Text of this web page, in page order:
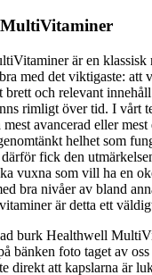
är en klassisk
med det viktigaste: att
brett och relevant
rimligt över tid. I vårt
mest avancerad eller
helhet som
fick den
vuxna som vill ha en
bra nivåer av bland
är detta ett
direkt att kapslarna är